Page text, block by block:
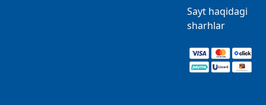
Sayt haqidagi
sharhlar